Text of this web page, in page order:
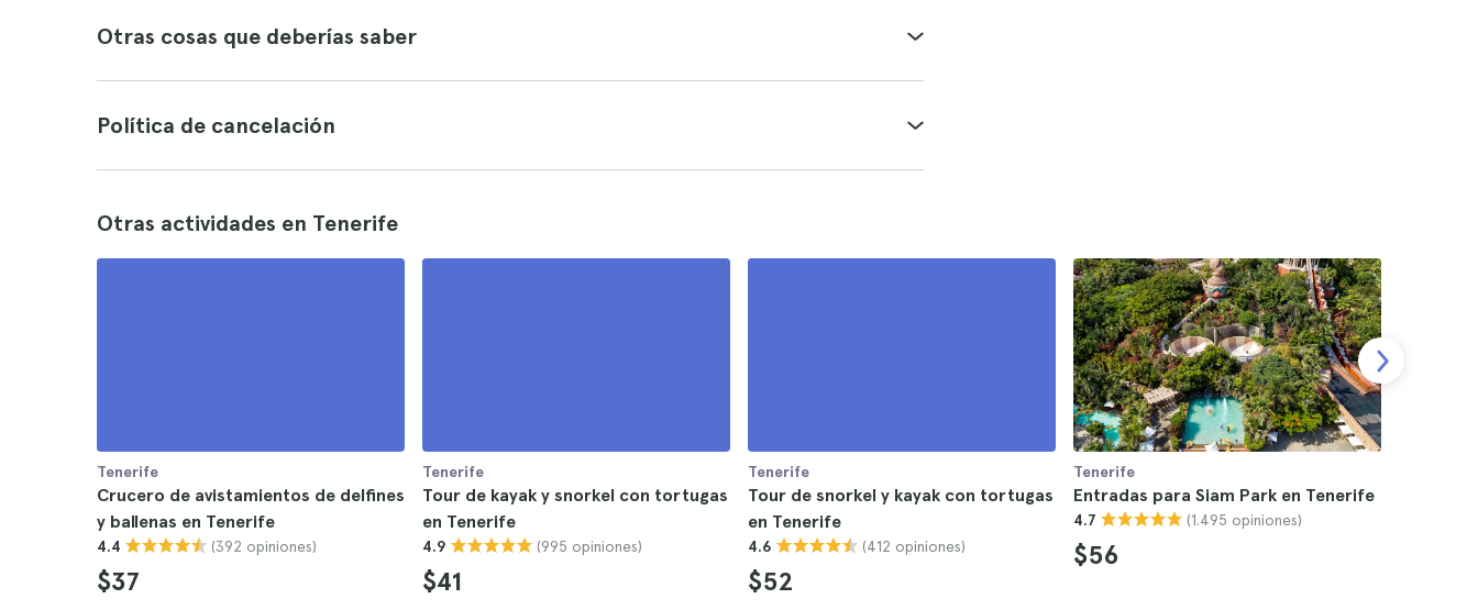
Otras cosas que deberías saber
Política de cancelación
Otras actividades en Tenerife
Tenerife
Crucero de avistamientos de delfines
y ballenas en Tenerife
4.4 (392 opiniones)
$37
Tenerife
Tour de kayak y snorkel con tortugas
en Tenerife
4.9 (995 opiniones)
$41
Tenerife
Tour de snorkel y kayak con tortugas
en Tenerife
4.6 (412 opiniones)
$52
Tenerife
Entradas para Siam Park en Tenerife
4.7 (1.495 opiniones)
$56